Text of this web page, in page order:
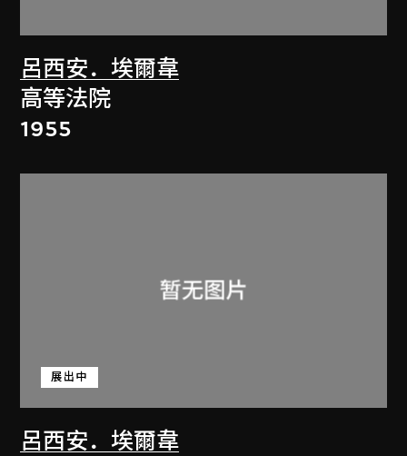
呂西安．埃爾韋
高等法院
1955
呂西安．埃爾韋
展出中